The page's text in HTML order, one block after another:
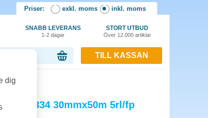
Priser: exkl. moms inkl. moms
SNABB LEVERANS
1-2 dagar
STORT UTBUD
Över 12.000 artiklar
TILL KASSAN
4334 30mmx50m 5rl/fp
dig